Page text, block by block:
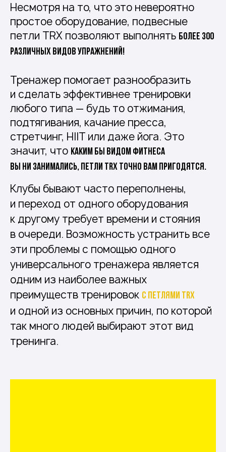
Несмотря на то, что это невероятно
простое оборудование, подвесные
петли TRX позволяют выполнять более 300
различных видов упражнений!
Тренажер помогает разнообразить
и сделать эффективнее тренировки
любого типа — будь то отжимания,
подтягивания, качание пресса,
стретчинг, HIIT или даже йога. Это
значит, что каким бы видом фитнеса
вы ни занимались, петли TRX точно вам пригодятся.
Клубы бывают часто переполнены,
и переход от одного оборудования
к другому требует времени и стояния
в очереди. Возможность устранить все
эти проблемы с помощью одного
универсального тренажера является
одним из наиболее важных
преимуществ тренировок с петлями TRX
и одной из основных причин, по которой
так много людей выбирают этот вид
тренинга.